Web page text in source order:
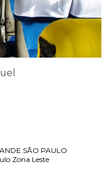
SÃO PAULO
Zona Leste